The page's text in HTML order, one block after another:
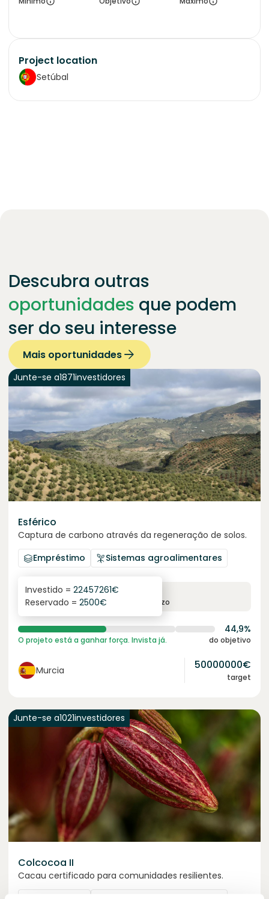
Project location
Setúbal
Descubra outras
oportunidades que podem
ser do seu interesse
Mais oportunidades
Junte-se a1871investidores
Esférico
Captura de carbono através da regeneração de solos.
Empréstimo
Sistemas agroalimentares
6.3%
juro anual prazo
Investido = 22457261€
Reservado = 2500€
44,9%
O projeto está a ganhar força. Invista já. do objetivo
Murcia 50000000€
target
Junte-se a1021investidores
Colcocoa II
Cacau certificado para comunidades resilientes.